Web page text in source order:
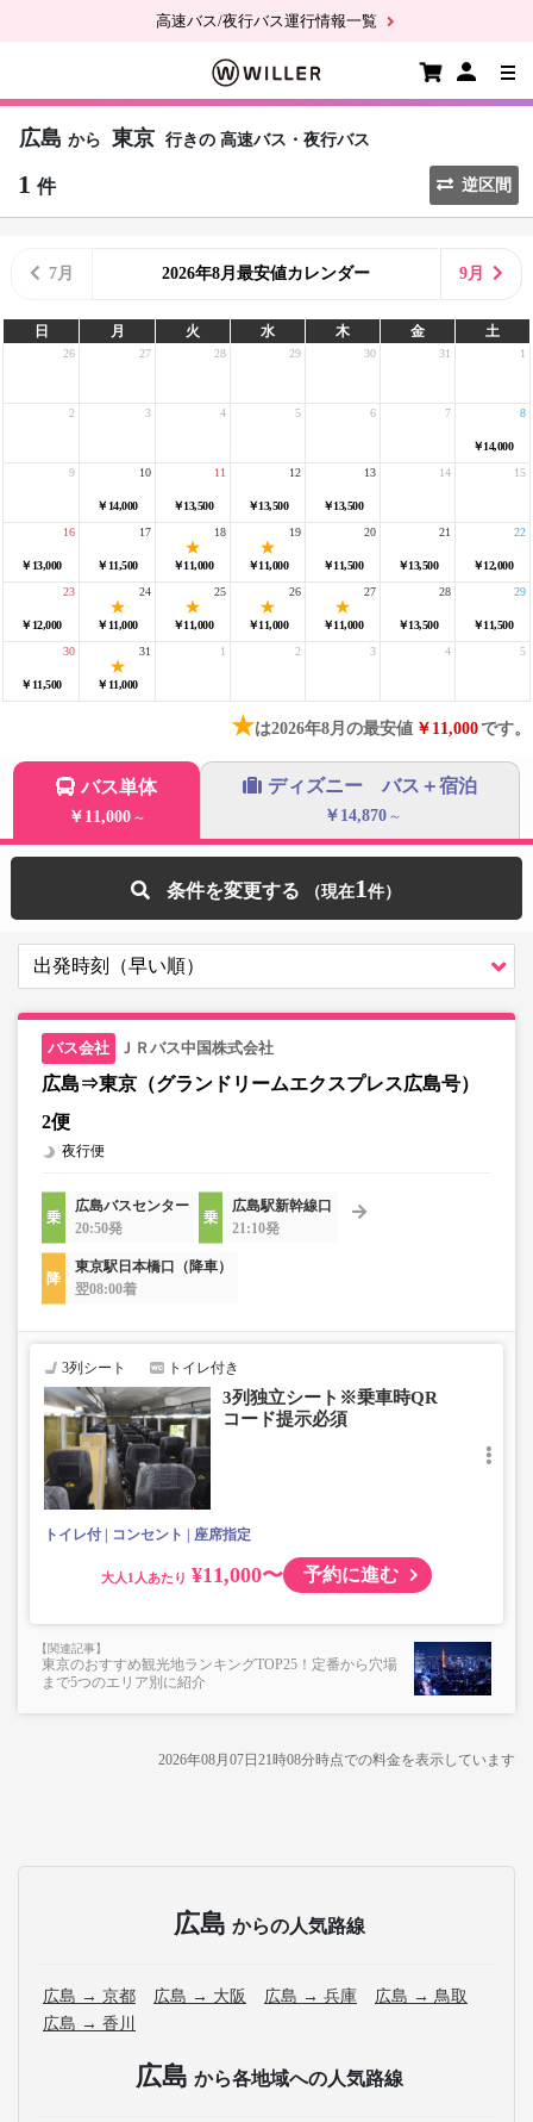
高速バス/夜行バス運行情報一覧
広島 から 東京 行きの 高速バス・夜行バス
1 件 逆区間
7月 2026年8月最安値カレンダー 9月
日 月 火 水 木 金 土
26 27 28 29 30 31 1
2 3 4 5 6 7
￥14,000
8
9
￥14,000
10
￥13,500
11
￥13,500
12
￥13,500
13 14 15
￥13,000
16
￥11,500
17
￥11,000
18
￥11,000
19
￥11,500
20
￥13,500
21
￥12,000
22
￥12,000
23
￥11,000
24
￥11,000
25
￥11,000
26
￥11,000
27
￥13,500
28
￥11,500
29
￥11,500
30
￥11,000
31 1 2 3 4 5
★は2026年8月の最安値 ￥11,000です。
バス単体
￥11,000 ～
ディズニー バス＋宿泊
￥14,870 ～
条件を変更する 1
ＪＲバス中国株式会社
広島⇒東京（グランドリームエクスプレス広島号）
2便
夜行便
広島バスセンター
20:50発
広島駅新幹線口
21:10発
東京駅日本橋口（降車）
翌08:00着
3列シート トイレ付き
3列独立シート※乗車時QR
コード提示必須
トイレ付 コンセント 座席指定
大人 ¥11,000〜 予約に進む
東京のおすすめ観光地ランキングTOP25！定番から穴場
まで5つのエリア別に紹介
2026年08月07日21時08分時点での料金を表示しています
広島 からの人気路線
広島 → 京都 広島 → 大阪 広島 → 兵庫
広島 → 鳥取
広島 → 香川
広島 から各地域への人気路線